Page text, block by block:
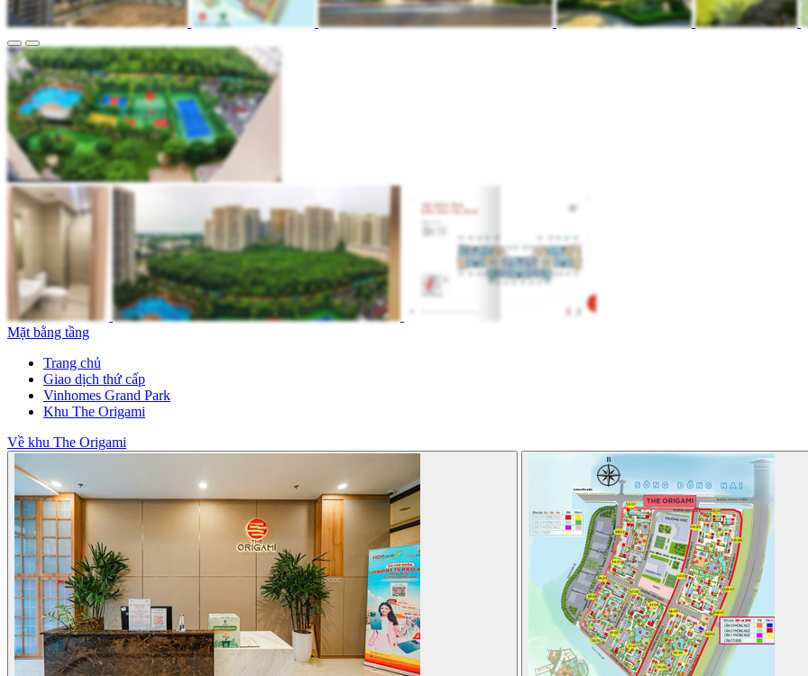
Mặt bằng tầng
Trang chủ
Giao dịch thứ cấp
Vinhomes Grand Park
Khu The Origami
Về khu The Origami